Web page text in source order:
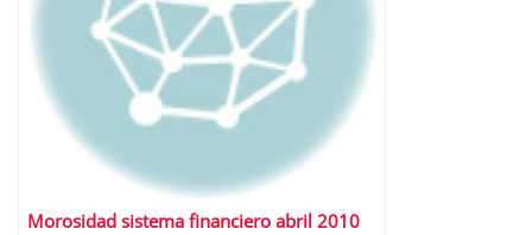
Morosidad sistema financiero abril 2010